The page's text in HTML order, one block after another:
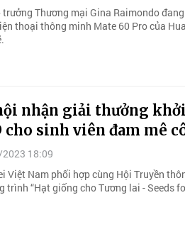
trưởng Thương mại Gina Raimondo
thoại thông minh Mate 60 Pro của
nhận giải thưởng
cho sinh viên đam mê
18:09
Việt Nam phối hợp cùng Hội Truyền
trình “Hạt giống cho Tương lai - Seeds